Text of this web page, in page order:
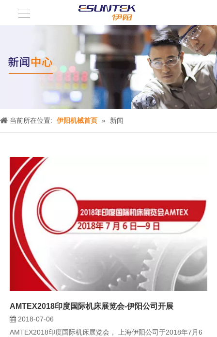
当前所在位置: 伊阳机械首页 » 新闻
AMTEX2018印度国际机床展览会-伊阳公司开展
2018-07-06
AMTEX2018印度国际机床展览会， 上海伊阳公司于2018年7月6